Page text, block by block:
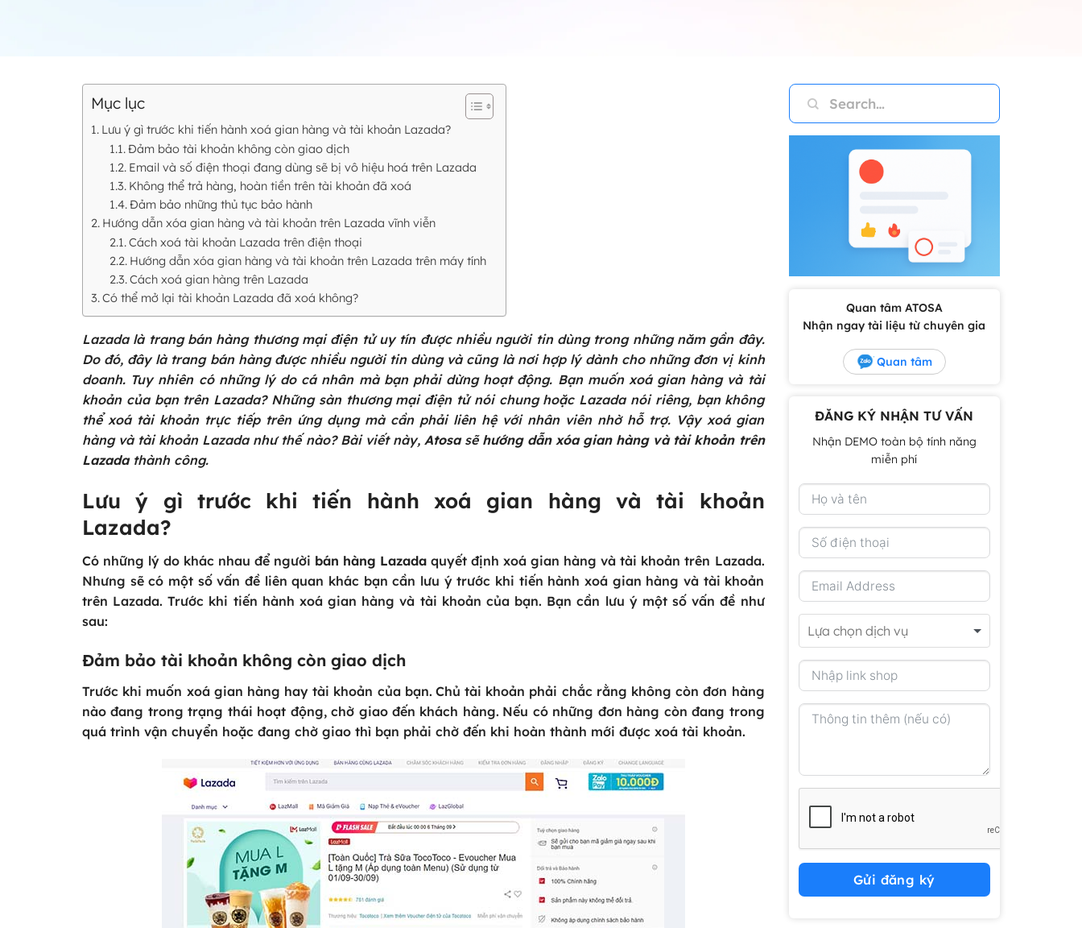
Mục lục
Lưu ý gì trước khi tiến hành xoá gian hàng và tài khoản Lazada?
Đảm bảo tài khoản không còn giao dịch
Email và số điện thoại đang dùng sẽ bị vô hiệu hoá trên Lazada
Không thể trả hàng, hoàn tiền trên tài khoản đã xoá
Đảm bảo những thủ tục bảo hành
Hướng dẫn xóa gian hàng và tài khoản trên Lazada vĩnh viễn
Cách xoá tài khoản Lazada trên điện thoại
Hướng dẫn xóa gian hàng và tài khoản trên Lazada trên máy tính
Cách xoá gian hàng trên Lazada
Có thể mở lại tài khoản Lazada đã xoá không?
Lazada là trang bán hàng thương mại điện tử uy tín được nhiều người tin dùng trong những năm gần đây.
Do đó, đây là trang bán hàng được nhiều người tin dùng và cũng là nơi hợp lý dành cho những đơn vị kinh
doanh. Tuy nhiên có những lý do cá nhân mà bạn phải dừng hoạt động. Bạn muốn xoá gian hàng và tài
khoản của bạn trên Lazada? Những sàn thương mại điện tử nói chung hoặc Lazada nói riêng, bạn không
thể xoá tài khoản trực tiếp trên ứng dụng mà cần phải liên hệ với nhân viên nhờ hỗ trợ. Vậy xoá gian
hàng và tài khoản Lazada như thế nào? Bài viết này, Atosasẽ hướng dẫn xóa gian hàng và tài khoản trên
Lazadathành công.
Lưu ý gì trước khi tiến hành xoá gian hàng và tài khoản
Lazada?
Có những lý do khác nhau để người bán hàng Lazada quyết định xoá gian hàng và tài khoản trên Lazada.
Nhưng sẽ có một số vấn đề liên quan khác bạn cần lưu ý trước khi tiến hành xoá gian hàng và tài khoản
trên Lazada. Trước khi tiến hành xoá gian hàng và tài khoản của bạn. Bạn cần lưu ý một số vấn đề như
sau:
Đảm bảo tài khoản không còn giao dịch
Trước khi muốn xoá gian hàng hay tài khoản của bạn. Chủ tài khoản phải chắc rằng không còn đơn hàng
nào đang trong trạng thái hoạt động, chờ giao đến khách hàng. Nếu có những đơn hàng còn đang trong
quá trình vận chuyển hoặc đang chờ giao thì bạn phải chờ đến khi hoàn thành mới được xoá tài khoản.
Quan tâm ATOSA
Nhận ngay tài liệu từ chuyên gia
Quan tâm
ĐĂNG KÝ NHẬN TƯ VẤN
Nhận DEMO toàn bộ tính năng
miễn phí
Gửi đăng ký